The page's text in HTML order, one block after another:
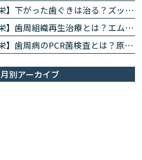
第4回：【名古屋・栄】下がった歯ぐきは治る？ズッケリー法で歯肉退縮を改善する再生治療
第3回：【名古屋・栄】歯周組織再生治療とは？エムドゲイン・リグロスで歯を残す方法を専門医が解説
第2回：【名古屋・栄】歯周病のPCR菌検査とは？原因菌を見える化する4ステップを専門医が解説
月別アーカイブ